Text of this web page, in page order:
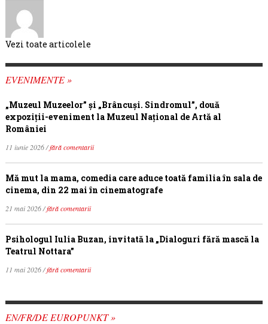
Vezi toate articolele
EVENIMENTE »
„Muzeul Muzeelor” și „Brâncuși. Sindromul”, două
expoziții-eveniment la Muzeul Național de Artă al
României
11 iunie 2026 /fără comentarii
Mă mut la mama, comedia care aduce toată familia în sala de
cinema, din 22 mai în cinematografe
21 mai 2026 /fără comentarii
Psihologul Iulia Buzan, invitată la „Dialoguri fără mască la
Teatrul Nottara”
11 mai 2026 /fără comentarii
EN/FR/DE EUROPUNKT »